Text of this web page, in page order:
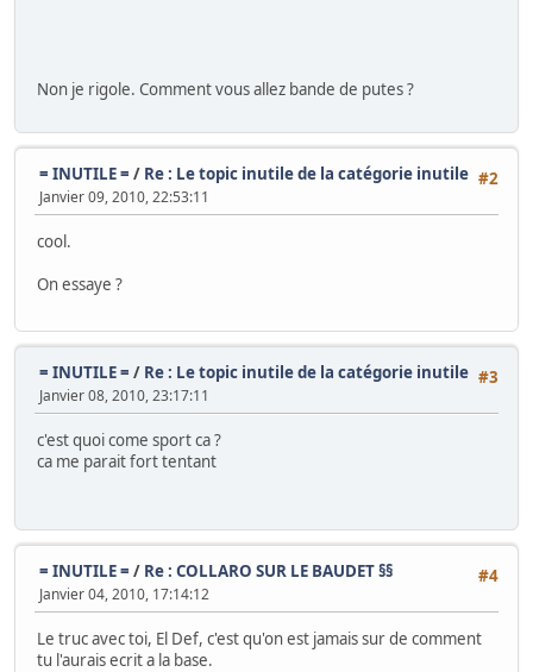
Non je rigole. Comment vous allez bande de putes ?
#2
= INUTILE = / Re : Le topic inutile de la catégorie inutile
Janvier 09, 2010, 22:53:11
cool.
On essaye ?
#3
= INUTILE = / Re : Le topic inutile de la catégorie inutile
Janvier 08, 2010, 23:17:11
c'est quoi come sport ca ?
ca me parait fort tentant
#4
= INUTILE = / Re : COLLARO SUR LE BAUDET §§
Janvier 04, 2010, 17:14:12
Le truc avec toi, El Def, c'est qu'on est jamais sur de comment
tu l'aurais ecrit a la base.